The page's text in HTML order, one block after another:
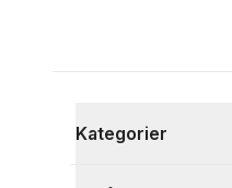
Kategorier